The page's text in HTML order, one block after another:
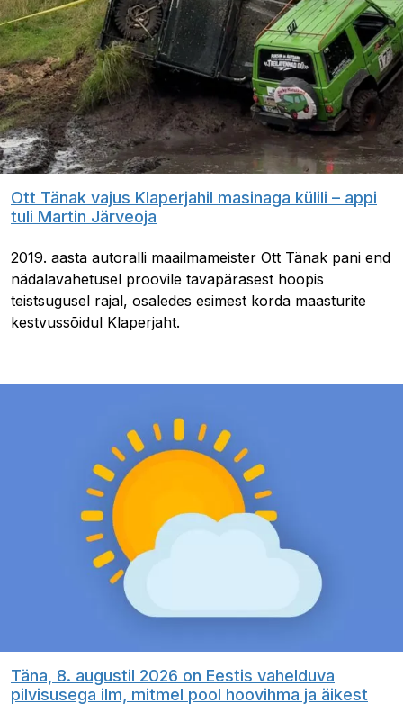
Ott Tänak vajus Klaperjahil masinaga külili – appi
tuli Martin Järveoja
2019. aasta autoralli maailmameister Ott Tänak pani end
nädalavahetusel proovile tavapärasest hoopis
teistsugusel rajal, osaledes esimest korda maasturite
kestvussõidul Klaperjaht.
Täna, 8. augustil 2026 on Eestis vahelduva
pilvisusega ilm, mitmel pool hoovihma ja äikest